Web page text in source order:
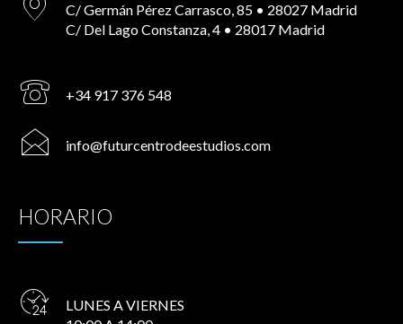
C/ Germán Pérez Carrasco, 85 • 28027 Madrid
C/ Del Lago Constanza, 4 • 28017 Madrid
+34 917 376 548
info@futurcentrodeestudios.com
HORARIO
LUNES A VIERNES